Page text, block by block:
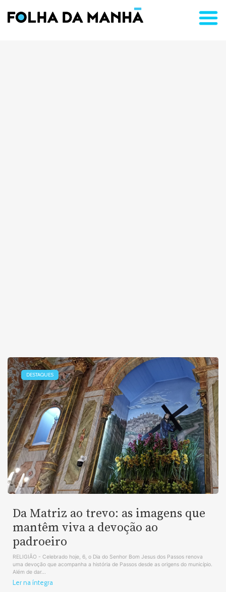
DESTAQUES
Da Matriz ao trevo: as imagens que
mantêm viva a devoção ao
padroeiro
RELIGIÃO - Celebrado hoje, 6, o Dia do Senhor Bom Jesus dos Passos renova
uma devoção que acompanha a história de Passos desde as origens do município.
Além de dar...
Ler na íntegra